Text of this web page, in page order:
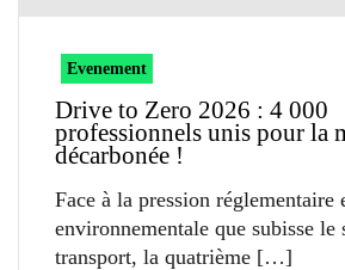
Evenement
Drive to Zero 2026 : 4 000
professionnels unis pour la
décarbonée !
Face à la pression réglementaire
environnementale que subisse le
transport, la quatrième